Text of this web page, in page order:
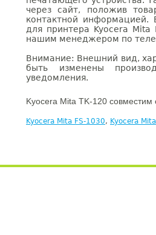
через сайт, положив
контактной информацией.
для принтера Kyocera Mita
нашим менеджером по
Внимание: Внешний вид,
быть изменены
уведомления.
Kyocera Mita TK-120 совместим
Kyocera Mita FS-1030, Kyocera